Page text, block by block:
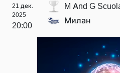
21 дек.
2025
20:00
M And G
Милан